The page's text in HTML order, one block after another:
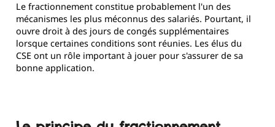
Le fractionnement constitue probablement l'un des
mécanismes les plus méconnus des salariés. Pourtant, il
ouvre droit à des jours de congés supplémentaires
lorsque certaines conditions sont réunies. Les élus du
CSE ont un rôle important à jouer pour s'assurer de sa
bonne application.